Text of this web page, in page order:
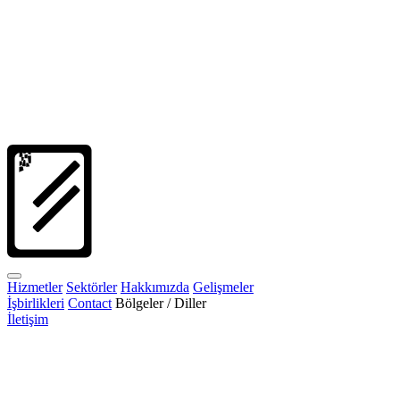
Hizmetler Sektörler Hakkımızda Gelişmeler
İşbirlikleri Contact Bölgeler / Diller
İletişim